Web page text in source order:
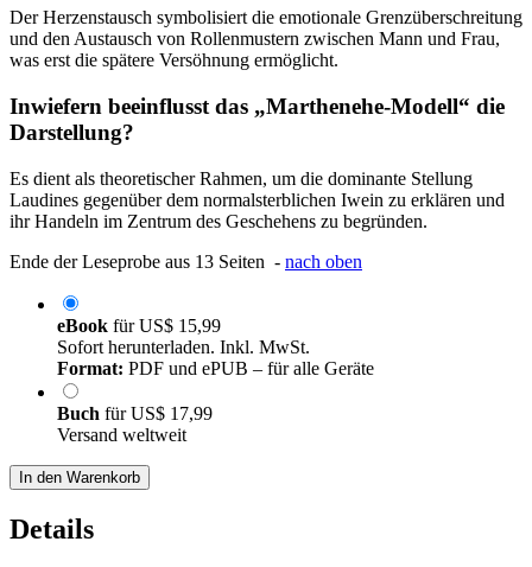
Der Herzenstausch symbolisiert die emotionale Grenzüberschreitung
und den Austausch von Rollenmustern zwischen Mann und Frau,
was erst die spätere Versöhnung ermöglicht.
Inwiefern beeinflusst das „Marthenehe-Modell“ die
Darstellung?
Es dient als theoretischer Rahmen, um die dominante Stellung
Laudines gegenüber dem normalsterblichen Iwein zu erklären und
ihr Handeln im Zentrum des Geschehens zu begründen.
Ende der Leseprobe aus 13 Seiten - nach oben
eBook fürUS$ 15,99
Sofort herunterladen. Inkl. MwSt.
Format: PDF und ePUB – für alle Geräte
Buch fürUS$ 17,99
Versand weltweit
In den Warenkorb
Details